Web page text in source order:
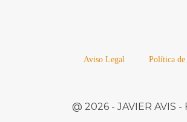
Aviso Legal Política
@ 2026 -JAVIER AVIS -